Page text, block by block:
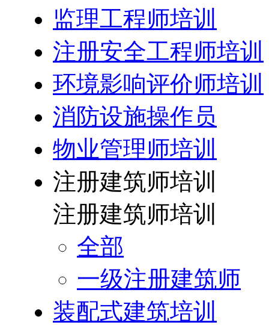
监理工程师培训
注册安全工程师培训
环境影响评价师培训
消防设施操作员
物业管理师培训
注册建筑师培训
注册建筑师培训
全部
一级注册建筑师
装配式建筑培训